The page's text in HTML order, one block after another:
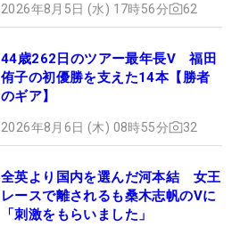
2026年8月5日 (水) 17時56分 62
44歳262日のツアー最年長V 福田
侑子の初優勝を支えた14本【勝者
のギア】
2026年8月6日 (木) 08時55分 32
全英より国内を選んだ河本結 女王
レースで離されるも桑木志帆のVに
「刺激をもらいました」